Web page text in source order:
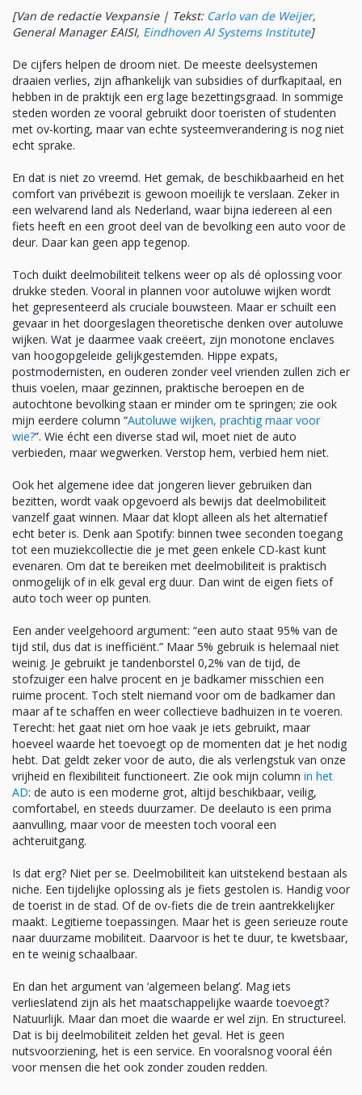
[Van de redactie Vexpansie | Tekst: Carlo van de Weijer,
General Manager EAISI, Eindhoven AI Systems Institute]
De cijfers helpen de droom niet. De meeste deelsystemen
draaien verlies, zijn afhankelijk van subsidies of durfkapitaal, en
hebben in de praktijk een erg lage bezettingsgraad. In sommige
steden worden ze vooral gebruikt door toeristen of studenten
met ov-korting, maar van echte systeemverandering is nog niet
echt sprake.
En dat is niet zo vreemd. Het gemak, de beschikbaarheid en het
comfort van privébezit is gewoon moeilijk te verslaan. Zeker in
een welvarend land als Nederland, waar bijna iedereen al een
fiets heeft en een groot deel van de bevolking een auto voor de
deur. Daar kan geen app tegenop.
Toch duikt deelmobiliteit telkens weer op als dé oplossing voor
drukke steden. Vooral in plannen voor autoluwe wijken wordt
het gepresenteerd als cruciale bouwsteen. Maar er schuilt een
gevaar in het doorgeslagen theoretische denken over autoluwe
wijken. Wat je daarmee vaak creëert, zijn monotone enclaves
van hoogopgeleide gelijkgestemden. Hippe expats,
postmodernisten, en ouderen zonder veel vrienden zullen zich er
thuis voelen, maar gezinnen, praktische beroepen en de
autochtone bevolking staan er minder om te springen; zie ook
mijn eerdere column “Autoluwe wijken, prachtig maar voor
wie?”. Wie écht een diverse stad wil, moet niet de auto
verbieden, maar wegwerken. Verstop hem, verbied hem niet.
Ook het algemene idee dat jongeren liever gebruiken dan
bezitten, wordt vaak opgevoerd als bewijs dat deelmobiliteit
vanzelf gaat winnen. Maar dat klopt alleen als het alternatief
echt beter is. Denk aan Spotify: binnen twee seconden toegang
tot een muziekcollectie die je met geen enkele CD-kast kunt
evenaren. Om dat te bereiken met deelmobiliteit is praktisch
onmogelijk of in elk geval erg duur. Dan wint de eigen fiets of
auto toch weer op punten.
Een ander veelgehoord argument: “een auto staat 95% van de
tijd stil, dus dat is inefficiënt.” Maar 5% gebruik is helemaal niet
weinig. Je gebruikt je tandenborstel 0,2% van de tijd, de
stofzuiger een halve procent en je badkamer misschien een
ruime procent. Toch stelt niemand voor om de badkamer dan
maar af te schaffen en weer collectieve badhuizen in te voeren.
Terecht: het gaat niet om hoe vaak je iets gebruikt, maar
hoeveel waarde het toevoegt op de momenten dat je het nodig
hebt. Dat geldt zeker voor de auto, die als verlengstuk van onze
vrijheid en flexibiliteit functioneert. Zie ook mijn column in het
AD: de auto is een moderne grot, altijd beschikbaar, veilig,
comfortabel, en steeds duurzamer. De deelauto is een prima
aanvulling, maar voor de meesten toch vooral een
achteruitgang.
Is dat erg? Niet per se. Deelmobiliteit kan uitstekend bestaan als
niche. Een tijdelijke oplossing als je fiets gestolen is. Handig voor
de toerist in de stad. Of de ov-fiets die de trein aantrekkelijker
maakt. Legitieme toepassingen. Maar het is geen serieuze route
naar duurzame mobiliteit. Daarvoor is het te duur, te kwetsbaar,
en te weinig schaalbaar.
En dan het argument van ‘algemeen belang’. Mag iets
verlieslatend zijn als het maatschappelijke waarde toevoegt?
Natuurlijk. Maar dan moet die waarde er wel zijn. En structureel.
Dat is bij deelmobiliteit zelden het geval. Het is geen
nutsvoorziening, het is een service. En vooralsnog vooral één
voor mensen die het ook zonder zouden redden.